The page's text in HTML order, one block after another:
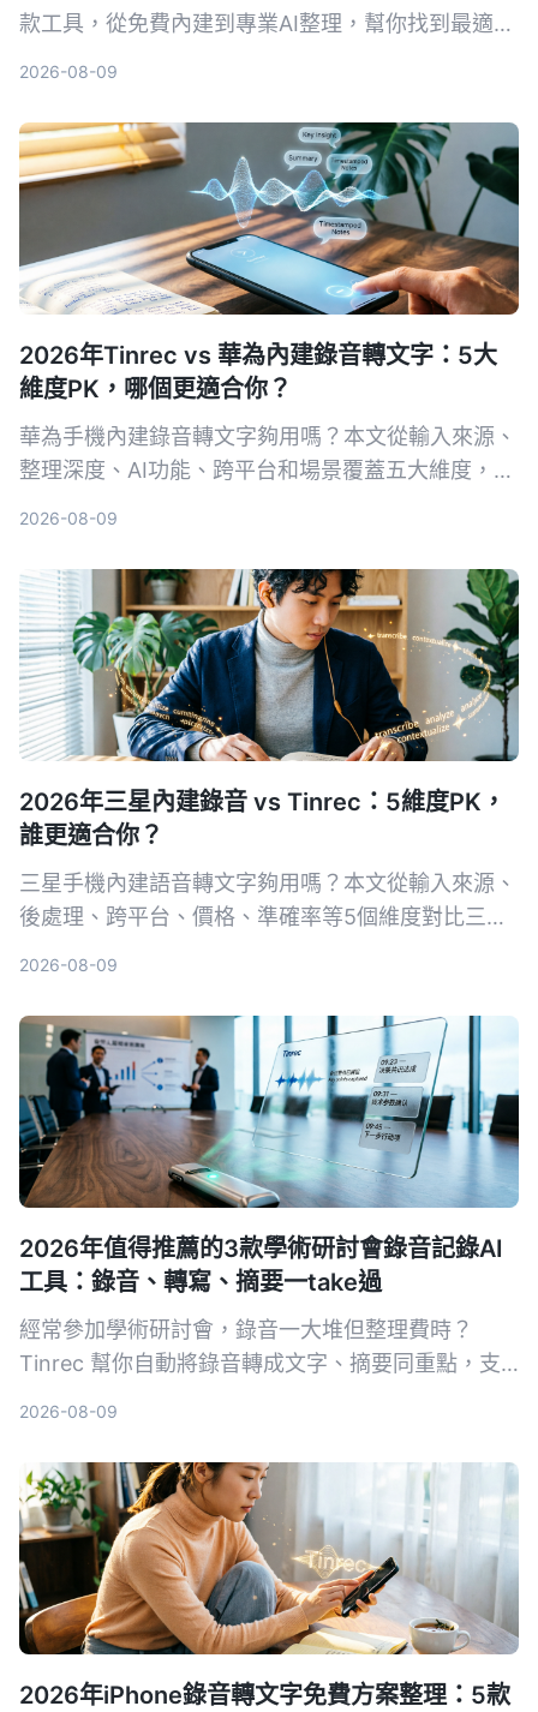
款工具，從免費內建到專業AI整理，幫你找到最適合
2026-08-09
2026年Tinrec vs 華為內建錄音轉文字：5大
維度PK，哪個更適合你？
華為手機內建錄音轉文字夠用嗎？本文從輸入來源、
整理深度、AI功能、跨平台和場景覆蓋五大維度，比
2026-08-09
2026年三星內建錄音 vs Tinrec：5維度PK，
誰更適合你？
三星手機內建語音轉文字夠用嗎？本文從輸入來源、
後處理、跨平台、價格、準確率等5個維度對比三星
2026-08-09
2026年值得推薦的3款學術研討會錄音記錄AI
工具：錄音、轉寫、摘要一take過
經常參加學術研討會，錄音一大堆但整理費時？
Tinrec 幫你自動將錄音轉成文字、摘要同重點，支
2026-08-09
2026年iPhone錄音轉文字免費方案整理：5款